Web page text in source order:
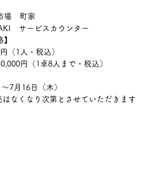
場　町家
　サービスカウンター
（1人・税込）
円（1卓8人まで・税込）
7月16日（木）
なくなり次第とさせていただきます